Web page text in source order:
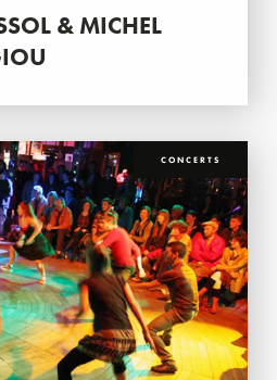
& MICHEL
CONCERTS